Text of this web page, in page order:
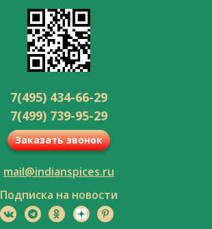
7(495) 434-66-29
7(499) 739-95-29
Заказать звонок
mail@indianspices.ru
Подписка на новости